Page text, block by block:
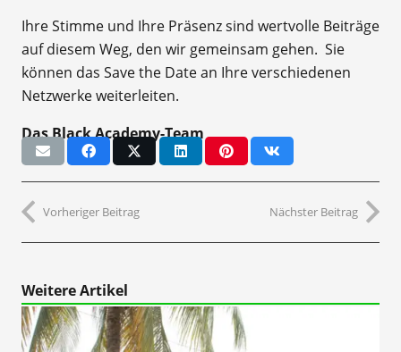
Ihre Stimme und Ihre Präsenz sind wertvolle Beiträge
auf diesem Weg, den wir gemeinsam gehen. Sie
können das Save the Date an Ihre verschiedenen
Netzwerke weiterleiten.
Das Black Academy-Team
Vorheriger Beitrag Nächster Beitrag
Weitere Artikel